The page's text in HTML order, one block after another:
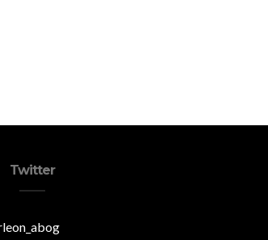
Twitter